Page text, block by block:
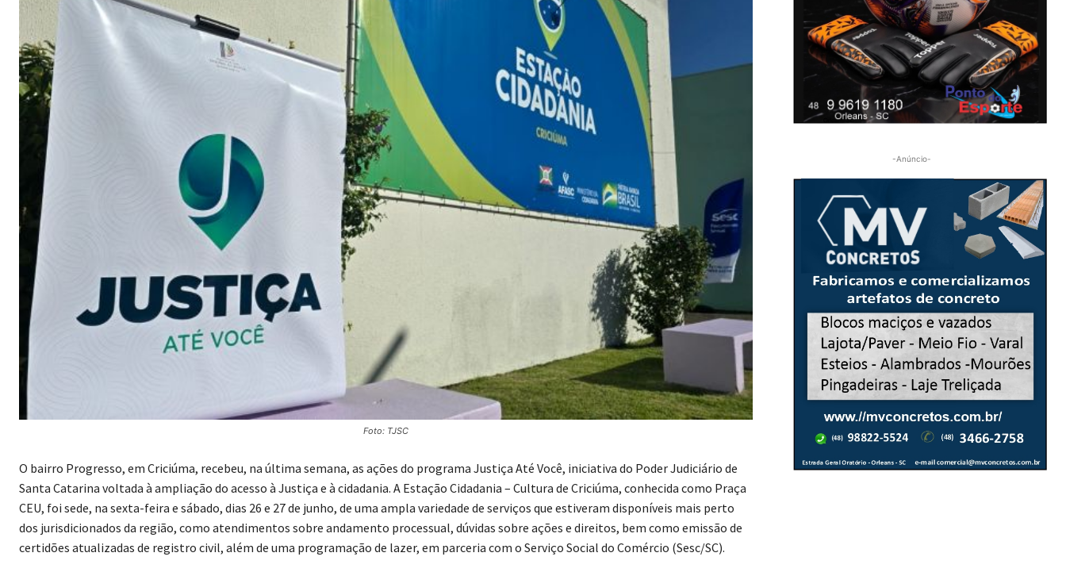
Foto: TJSC
O bairro Progresso, em Criciúma, recebeu, na última semana, as ações do programa Justiça Até Você, iniciativa do Poder Judiciário de
Santa Catarina voltada à ampliação do acesso à Justiça e à cidadania. A Estação Cidadania – Cultura de Criciúma, conhecida como Praça
CEU, foi sede, na sexta-feira e sábado, dias 26 e 27 de junho, de uma ampla variedade de serviços que estiveram disponíveis mais perto
dos jurisdicionados da região, como atendimentos sobre andamento processual, dúvidas sobre ações e direitos, bem como emissão de
certidões atualizadas de registro civil, além de uma programação de lazer, em parceria com o Serviço Social do Comércio (Sesc/SC).